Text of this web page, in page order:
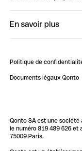
ClubQonto
Impact de l'IA sur
En savoir plus
Blog
Newsroom
Glossaire finance
Politique de
Documents légaux Qonto
Qonto SA est une société
le numéro 819 489 626 et
75009 Paris.